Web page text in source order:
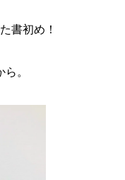
書初め！
。